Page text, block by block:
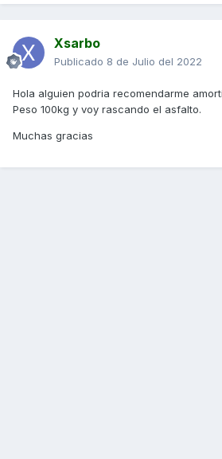
Xsarbo
Publicado 8 de Julio del 2022
Hola alguien podria recomendarme
Peso 100kg y voy rascando el asfalto.
Muchas gracias